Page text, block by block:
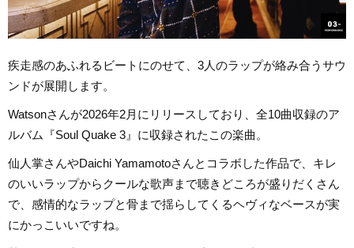
疾走感のあふれるビートにのせて、3人のラップが絡み合うサウ
ンドが展開します。
Watsonさんが2026年2月にリリースしており、全10曲収録のア
ルバム『Soul Quake 3』に収録されたこの楽曲。
仙人掌さんやDaichi Yamamotoさんとコラボした作品で、キレ
のいいラップからクールな歌声まで聴きどころが盛りだくさん
で、感情的なラップと骨まで揺らしてくるヘヴィなベースが実
にかっこいいですね。